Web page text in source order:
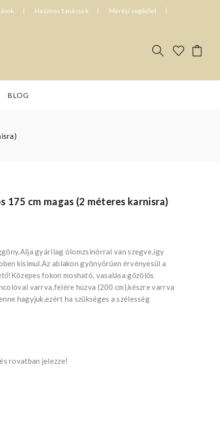
Hasznos tanácsok Mérési segédlet
BLOG
175 cm magas (2 méteres karnisra)
gyárilag ólomzsinórral van szegve,így
kisimul.Az ablakon gyönyörűen érvényesűl a
fokon mosható, vasalása gőzölős
varrva,felére húzva (200 cm),készre varrva
hagyjuk,ezért ha szükséges a szélesség
rovatban jelezze!